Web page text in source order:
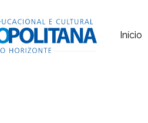
Início